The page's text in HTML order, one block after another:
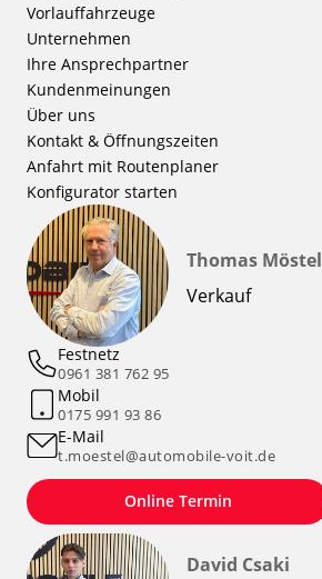
Vorlauffahrzeuge
Unternehmen
Ihre Ansprechpartner
Kundenmeinungen
Über uns
Kontakt & Öffnungszeiten
Anfahrt mit Routenplaner
Konfigurator starten
Thomas Möstel
Verkauf
Festnetz
0961 381 762 95
Mobil
0175 991 93 86
E-Mail
t.moestel@automobile-voit.de
Online Termin
David Csaki